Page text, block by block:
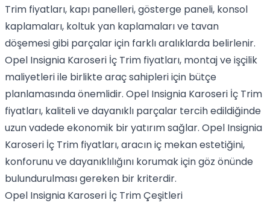
Trim fiyatları, kapı panelleri, gösterge paneli, konsol
kaplamaları, koltuk yan kaplamaları ve tavan
döşemesi gibi parçalar için farklı aralıklarda belirlenir.
Opel Insignia Karoseri İç Trim fiyatları, montaj ve işçilik
maliyetleri ile birlikte araç sahipleri için bütçe
planlamasında önemlidir. Opel Insignia Karoseri İç Trim
fiyatları, kaliteli ve dayanıklı parçalar tercih edildiğinde
uzun vadede ekonomik bir yatırım sağlar. Opel Insignia
Karoseri İç Trim fiyatları, aracın iç mekan estetiğini,
konforunu ve dayanıklılığını korumak için göz önünde
bulundurulması gereken bir kriterdir.
Opel Insignia Karoseri İç Trim Çeşitleri